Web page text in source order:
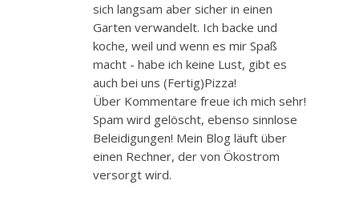
sich langsam aber sicher in einen
Garten verwandelt. Ich backe und
koche, weil und wenn es mir Spaß
macht - habe ich keine Lust, gibt es
auch bei uns (Fertig)Pizza!
Über Kommentare freue ich mich sehr!
Spam wird gelöscht, ebenso sinnlose
Beleidigungen! Mein Blog läuft über
einen Rechner, der von Ökostrom
versorgt wird.